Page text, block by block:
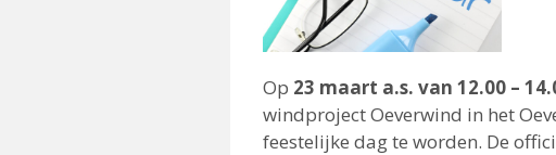
Op 23 maart a.s. van 12.00 –
windproject Oeverwind in het
feestelijke dag te worden. De